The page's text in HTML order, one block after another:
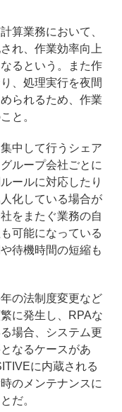
算業務において、
れ、作業効率向上
るという。また作
、処理実行を夜間
られるため、作業
と。
中して行うシェア
ループ会社ごとに
ールに対応したり
化している場合が
をまたぐ業務の自
可能になっている
待機時間の短縮も
の法制度変更など
に発生し、RPAな
場合、システム更
なるケースがあ
に内蔵される
のメンテナンスに
だ。